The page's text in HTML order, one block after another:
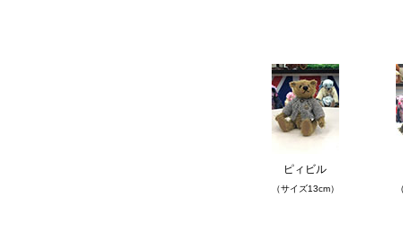
ピィビル
（サイズ13cm）